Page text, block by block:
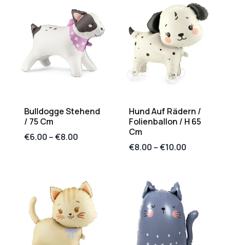
Bulldogge Stehend
/ 75 Cm
€6.00 –€8.00
Hund Auf Rädern /
Folienballon / H 65
Cm
€8.00 –€10.00